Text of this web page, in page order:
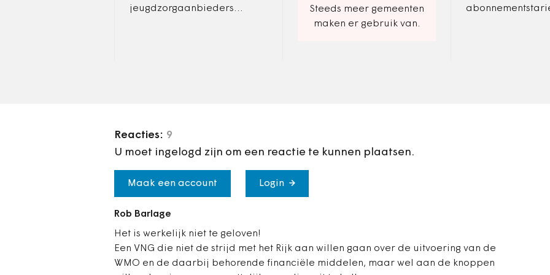
jeugdzorgaanbieders
Steeds meer gemeenten
maken er gebruik van.
Reacties: 9
U moet ingelogd zijn om een reactie te kunnen plaatsen.
Maak een account Login
Rob Barlage
Het is werkelijk niet te geloven!
Een VNG die niet de strijd met het Rijk aan willen gaan over de uitvoering van de
WMO en de daarbij behorende financiële middelen, maar wel aan de knoppen